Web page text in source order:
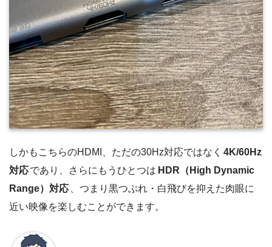
しかもこちらのHDMI、ただの30Hz対応ではなく 4K/60Hz
対応であり、さらにもうひとつは HDR（High Dynamic
Range）対応
、つまり黒つぶれ・白飛びを抑えた肉眼に
近い映像を楽しむことができます。